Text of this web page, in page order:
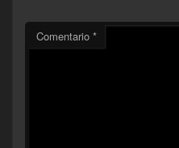
Comentario *